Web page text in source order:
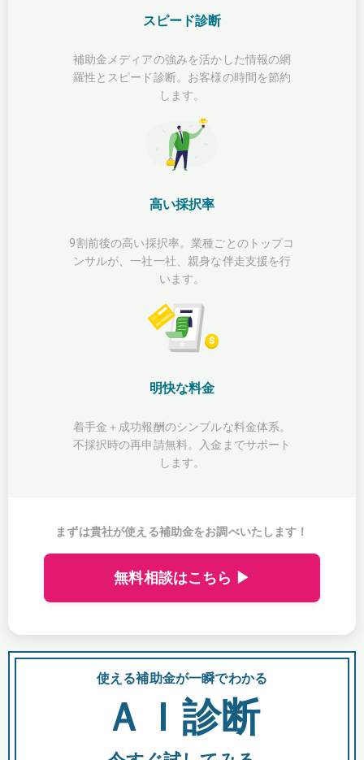
スピード診断
補助金メディアの強みを活かした情報の網
羅性とスピード診断。お客様の時間を節約
します。
高い採択率
9割前後の高い採択率。業種ごとのトップコ
ンサルが、一社一社、親身な伴走支援を行
います。
明快な料金
着手金＋成功報酬のシンプルな料金体系。
不採択時の再申請無料。入金までサポート
します。
まずは貴社が使える補助金をお調べいたします！
無料相談はこちら ▶
使える補助金が一瞬でわかる
ＡＩ診断